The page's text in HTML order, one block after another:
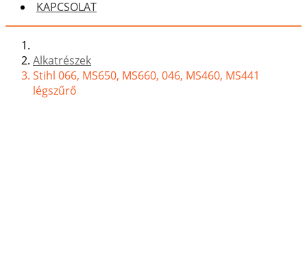
KAPCSOLAT
Alkatrészek
Stihl 066, MS650, MS660, 046, MS460, MS441
légszűrő